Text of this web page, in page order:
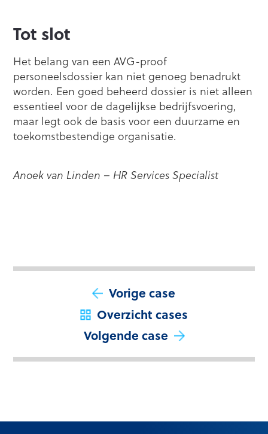
Tot slot
Het belang van een AVG-proof
personeelsdossier kan niet genoeg benadrukt
worden. Een goed beheerd dossier is niet alleen
essentieel voor de dagelijkse bedrijfsvoering,
maar legt ook de basis voor een duurzame en
toekomstbestendige organisatie.
Anoek van Linden – HR Services Specialist
Vorige case
Overzicht cases
Volgende case